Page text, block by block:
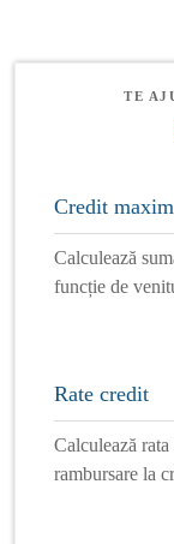
TE
Credit maxim
Calculează
funcție de
Rate credit
Calculează
rambursare la